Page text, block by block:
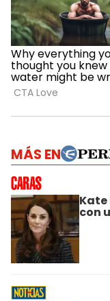
MÁS EN
Kate
con